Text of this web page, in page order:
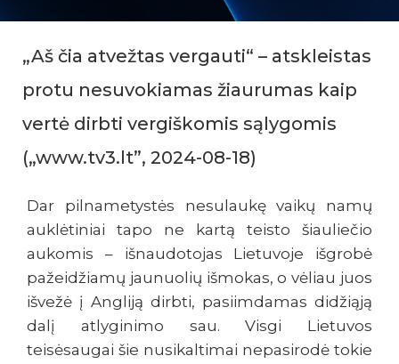
„Aš čia atvežtas vergauti“ – atskleistas
protu nesuvokiamas žiaurumas kaip
vertė dirbti vergiškomis sąlygomis
(„www.tv3.lt”, 2024-08-18)
Dar pilnametystės nesulaukę vaikų namų
auklėtiniai tapo ne kartą teisto šiauliečio
aukomis – išnaudotojas Lietuvoje išgrobė
pažeidžiamų jaunuolių išmokas, o vėliau juos
išvežė į Angliją dirbti, pasiimdamas didžiąją
dalį atlyginimo sau. Visgi Lietuvos
teisėsaugai šie nusikaltimai nepasirodė tokie